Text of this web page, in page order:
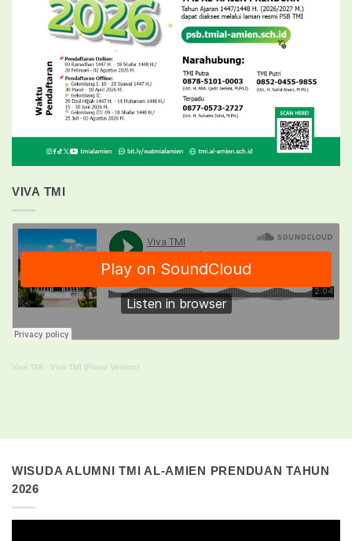
VIVA TMI
Viva TMI · Viva TMI (Piano Version)
WISUDA ALUMNI TMI AL-AMIEN PRENDUAN TAHUN
2026